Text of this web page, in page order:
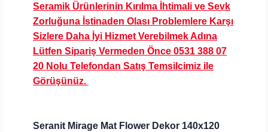
Seramik Ürünlerinin Kırılma İhtimali ve Sevk
Zorluğuna İstinaden Olası Problemlere Karşı
Sizlere Daha İyi Hizmet Verebilmek Adına
Lütfen Sipariş Vermeden Önce 0531 388 07
20 Nolu Telefondan Satış Temsilcimiz ile
Görüşünüz.
Seranit Mirage Mat Flower Dekor 140x120